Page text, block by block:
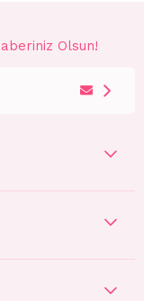
Olsun!